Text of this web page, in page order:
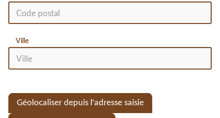
Ville
Géolocaliser depuis l'adresse saisie